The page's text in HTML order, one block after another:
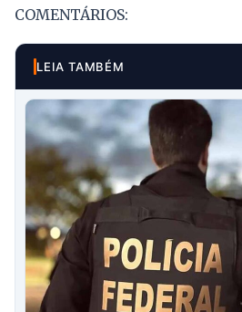
COMENTÁRIOS:
LEIA TAMBÉM